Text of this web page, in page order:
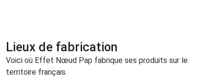
Lieux de fabrication
Voici où Effet Nœud Pap fabrique ses produits sur le
territoire français.